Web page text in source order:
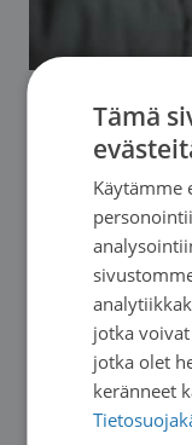
Tukea
Saattohoidon
tehtäväänsä
auttavat ja
sairastavia,
läheisiään.
palliatiivisen
Tämä
Käytämme
jotka
jotka olet
keränneet